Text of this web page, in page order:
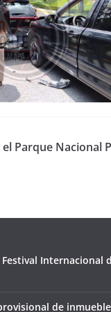
Parque Nacional
Internacional
de